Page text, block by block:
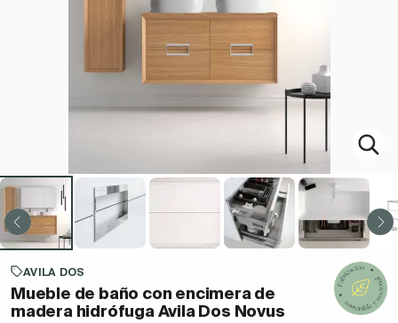
AVILA DOS
Mueble de baño con encimera de
madera hidrófuga Avila Dos Novus